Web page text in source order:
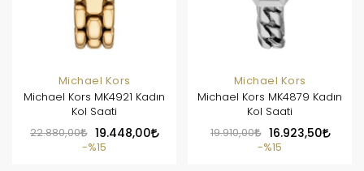
Michael Kors
Michael Kors MK4921 Kadın
Kol Saati
22.880,00
19.448,00
%15
Michael Kors
Michael Kors MK4879 Kadın
Kol Saati
19.910,00
16.923,50
%15